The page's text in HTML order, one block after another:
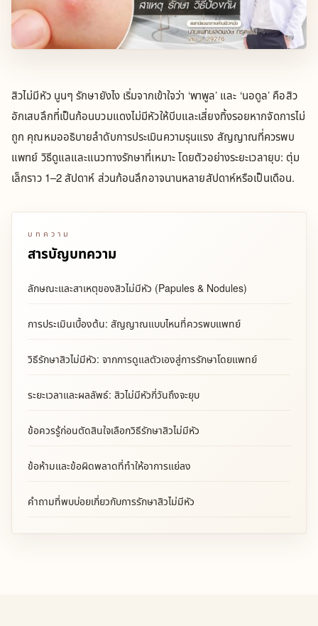
สิวไม่มีหัว นูนๆ รักษายังไง เริ่มจากเข้าใจว่า ‘พาพูล’ และ ‘นอดูล’ คือสิว
อักเสบลึกที่เป็นก้อนบวมแดงไม่มีหัวให้บีบและเสี่ยงทิ้งรอยหากจัดการไม่
ถูก คุณหมออธิบายลำดับการประเมินความรุนแรง สัญญาณที่ควรพบ
แพทย์ วิธีดูแลและแนวทางรักษาที่เหมาะ โดยตัวอย่างระยะเวลายุบ: ตุ่ม
เล็กราว 1–2 สัปดาห์ ส่วนก้อนลึกอาจนานหลายสัปดาห์หรือเป็นเดือน.
บทความ
สารบัญบทความ
ลักษณะและสาเหตุของสิวไม่มีหัว (Papules & Nodules)
การประเมินเบื้องต้น: สัญญาณแบบไหนที่ควรพบแพทย์
วิธีรักษาสิวไม่มีหัว: จากการดูแลตัวเองสู่การรักษาโดยแพทย์
ระยะเวลาและผลลัพธ์: สิวไม่มีหัวกี่วันถึงจะยุบ
ข้อควรรู้ก่อนตัดสินใจเลือกวิธีรักษาสิวไม่มีหัว
ข้อห้ามและข้อผิดพลาดที่ทำให้อาการแย่ลง
คำถามที่พบบ่อยเกี่ยวกับการรักษาสิวไม่มีหัว